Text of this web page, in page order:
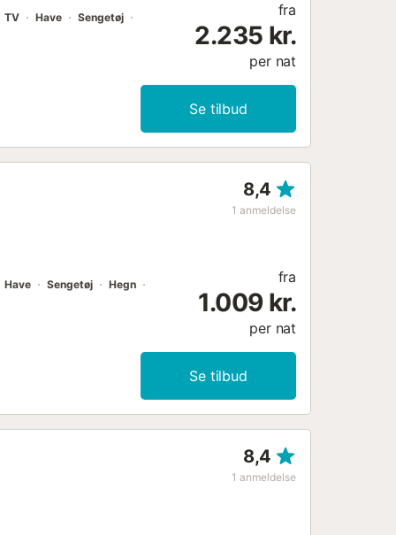
TV Have
Sengetøj
fra
2.235 kr.
per nat
Se tilbud
8,4
1 anmeldelse
Have Sengetøj
Hegn
fra
1.009 kr.
per nat
Se tilbud
8,4
1 anmeldelse